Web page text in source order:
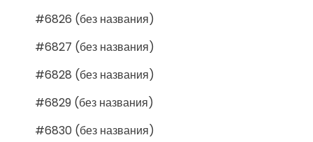
#6826 (без названия)
#6827 (без названия)
#6828 (без названия)
#6829 (без названия)
#6830 (без названия)